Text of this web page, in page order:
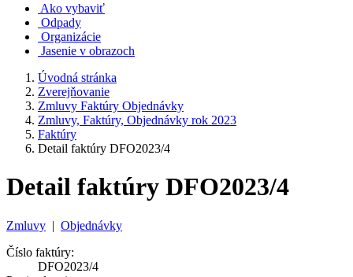
Ako vybaviť
Odpady
Organizácie
Jasenie v obrazoch
Úvodná stránka
Zverejňovanie
Zmluvy Faktúry Objednávky
Zmluvy, Faktúry, Objednávky rok 2023
Faktúry
Detail faktúry DFO2023/4
Detail faktúry DFO2023/4
Zmluvy | Objednávky
Číslo faktúry:
DFO2023/4